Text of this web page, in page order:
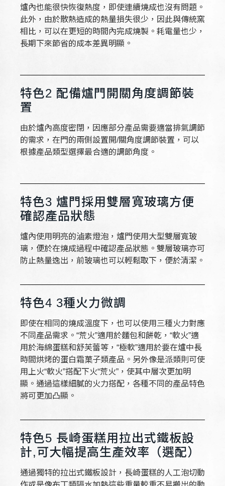
爐內也能很快恢復熱度，即使連續燒成也沒有問題。
此外，由於散熱造成的熱量損失很少，因此與傳統窯
相比，可以在更短的時間內完成燒製。耗電量也少，
長期下來節省的成本差異明顯。
特色2 配備爐門開關角度調節裝
置
由於爐內高度密閉，因應部分產品需要適當排氣調節
的需求，在門的兩側設置開/關角度調節裝置，可以
根據產品類型選擇最合適的調節角度。
特色3 爐門採用雙層寬玻璃方便
確認產品狀態
爐內使用明亮的滷素燈泡，爐門使用大型雙層寬玻
璃，便於在燒成過程中確認產品狀態。雙層玻璃亦可
防止熱量逸出，前玻璃也可以輕鬆取下，便於清潔。
特色4 3種火力微調
即使在相同的燒成溫度下，也可以使用三種火力對應
不同產品需求。“荒火”適用於麵包和餅乾，“軟火”適
用於海綿蛋糕和舒芙蕾等，“極軟”適用於要在爐中長
時間烘烤的蛋白霜菓子類產品。另外像是派類則可使
用上火“軟火”搭配下火“荒火”，使其中層次更加明
顯。通過這樣細膩的火力搭配，各種不同的產品特色
將可更加凸顯。
特色5 長崎蛋糕用拉出式鐵板設
計,可大幅提高生產效率（選配）
通過獨特的拉出式鐵板設計，長崎蛋糕的人工泡切動